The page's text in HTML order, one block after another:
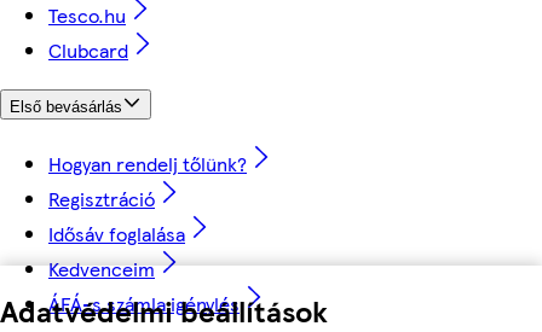
Adatvédelmi beállítások
Tesco.hu
Clubcard
Első bevásárlás
Hogyan rendelj tőlünk?
Regisztráció
Idősáv foglalása
Kedvenceim
ÁFÁ-s számla igénylés